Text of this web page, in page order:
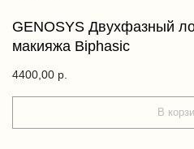
GENOSYS Двухфазный
макияжа Biphasic
4400,00 р.
В